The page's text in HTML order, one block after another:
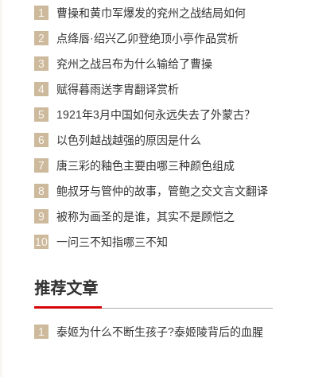
1
曹操和黄巾军爆发的兖州之战结局如何
2
点绛唇·绍兴乙卯登绝顶小亭作品赏析
3
兖州之战吕布为什么输给了曹操
4
赋得暮雨送李胄翻译赏析
5
1921年3月中国如何永远失去了外蒙古？
6
以色列越战越强的原因是什么
7
唐三彩的釉色主要由哪三种颜色组成
8
鲍叔牙与管仲的故事，管鲍之交文言文翻译
9
被称为画圣的是谁，其实不是顾恺之
10
一问三不知指哪三不知
推荐文章
1
泰姬为什么不断生孩子?泰姬陵背后的血腥